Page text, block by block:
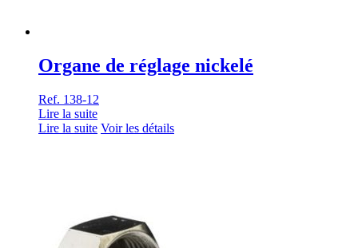
Organe de réglage nickelé
Ref. 138-12
Lire la suite
Lire la suite Voir les détails